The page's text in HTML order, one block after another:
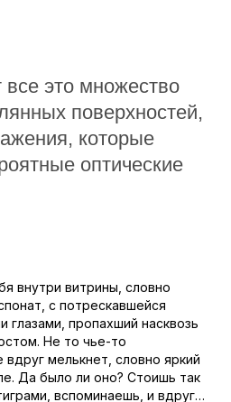
это множество
поверхностей,
которые
оптические
внутри витрины, словно
с потрескавшейся
пропахший насквозь
Не то чье-то
мелькнет, словно яркий
Да было ли оно? Стоишь так
вспоминаешь, и вдруг…